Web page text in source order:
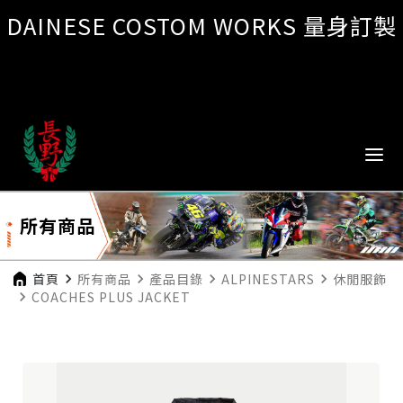
DAINESE COSTOM WORKS 量身訂製
所有商品
首頁 navigate_next 所有商品 navigate_next 產品目錄 navigate_next ALPINESTARS navigate_next 休閒服飾
navigate_next COACHES PLUS JACKET